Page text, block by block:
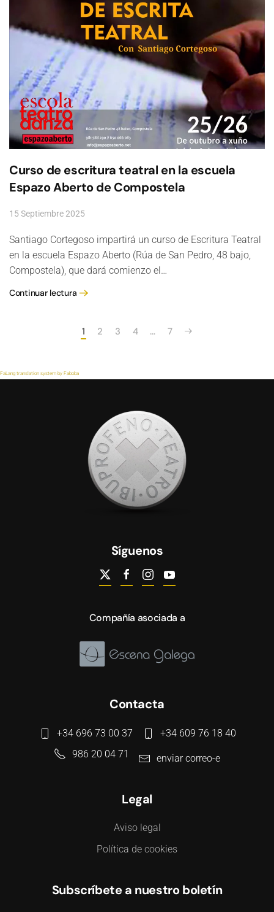
Curso de escritura teatral en la escuela
Espazo Aberto de Compostela
15 Septiembre 2025
Santiago Cortegoso impartirá un curso de Escritura Teatral
en la escuela Espazo Aberto (Rúa de San Pedro, 48 bajo,
Compostela), que dará comienzo el…
Continuar lectura
1 2 3 4 … 7
FaLang translation system by Faboba
Síguenos
Compañía asociada a
Contacta
+34 696 73 00 37
+34 609 76 18 40
986 20 04 71
enviar correo-e
Legal
Aviso legal
Política de cookies
Subscríbete a nuestro boletín